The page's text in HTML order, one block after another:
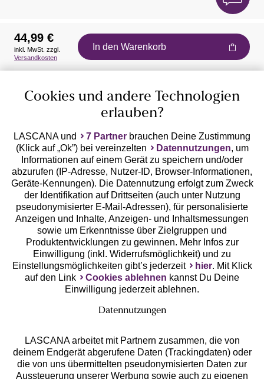
Auszeichnungen
Geprüfte Sicherheit
Unsere Apps
Services
44,99 €
inkl. MwSt. zzgl.
Versandkosten
In den Warenkorb
Cookies und andere Technologien
erlauben?
LASCANA und 7 Partner brauchen Deine Zustimmung
(Klick auf „Ok”) bei vereinzelten
Datennutzungen, um
Informationen auf einem Gerät zu speichern und/oder
abzurufen (IP-Adresse, Nutzer-ID, Browser-Informationen,
Geräte-Kennungen). Die Datennutzung erfolgt zum Zweck
der Identifikation auf Drittseiten (auch unter Nutzung
pseudonymisierter E-Mail-Adressen), für personalisierte
Anzeigen und Inhalte, Anzeigen- und Inhaltsmessungen
sowie um Erkenntnisse über Zielgruppen und
Produktentwicklungen zu gewinnen. Mehr Infos zur
Einwilligung (inkl. Widerrufsmöglichkeit) und zu
Einstellungsmöglichkeiten gibt’s jederzeit
hier. Mit Klick
auf den Link
Cookies ablehnen kannst Du Deine
Einwilligung jederzeit ablehnen.
Datennutzungen
LASCANA arbeitet mit Partnern zusammen, die von
deinem Endgerät abgerufene Daten (Trackingdaten) oder
die von uns übermittelten pseudonymisierten Daten zur
Aussteuerung unserer Werbung sowie auch zu eigenen